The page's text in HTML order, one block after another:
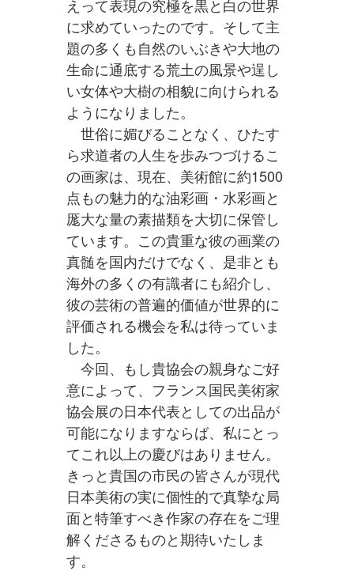
えって表現の究極を黒と白の世界
に求めていったのです。そして主
題の多くも自然のいぶきや大地の
生命に通底する荒土の風景や逞し
い女体や大樹の相貌に向けられる
ようになりました。
世俗に媚びることなく、ひたす
ら求道者の人生を歩みつづけるこ
の画家は、現在、美術館に約1500
点もの魅力的な油彩画・水彩画と
厖大な量の素描類を大切に保管し
ています。この貴重な彼の画業の
真髄を国内だけでなく、是非とも
海外の多くの有識者にも紹介し、
彼の芸術の普遍的価値が世界的に
評価される機会を私は待っていま
した。
今回、もし貴協会の親身なご好
意によって、フランス国民美術家
協会展の日本代表としての出品が
可能になりますならば、私にとっ
てこれ以上の慶びはありません。
きっと貴国の市民の皆さんが現代
日本美術の実に個性的で真摯な局
面と特筆すべき作家の存在をご理
解くださるものと期待いたしま
す。